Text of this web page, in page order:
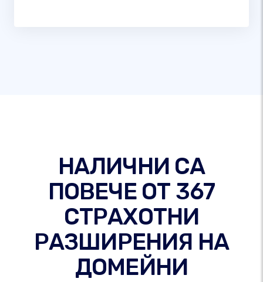
НАЛИЧНИ СА
ПОВЕЧЕ ОТ 367
СТРАХОТНИ
РАЗШИРЕНИЯ НА
ДОМЕЙНИ